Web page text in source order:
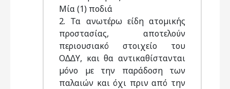
Μία (1) ποδιά
2. Τα ανωτέρω είδη ατοµικής
προστασίας, αποτελούν
περιουσιακό στοιχείο του
Ο∆∆Υ, και θα αντικαθίστανται
µόνο µε την παράδοση των
παλαιών και όχι πριν από την